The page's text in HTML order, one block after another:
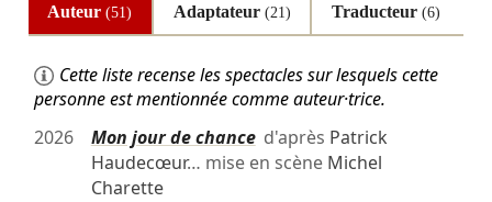
Auteur(51) Adaptateur (21) Traducteur(6)
Cette liste recense les spectacles sur lesquels cette
personne est mentionnée comme auteur·trice.
2026
Mon jour de chanced'après Patrick
Haudecœur… mise en scène Michel
Charette